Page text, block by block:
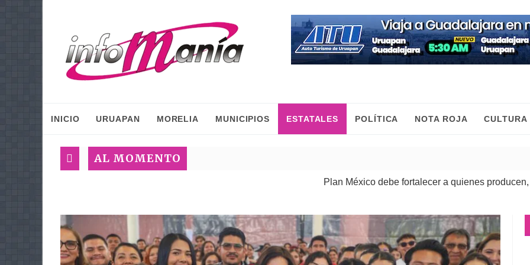
INICIO URUAPAN MORELIA MUNICIPIOS ESTATALES POLÍTICA NOTA ROJA CULTURA
AL MOMENTO
Plan México debe fortalecer a quienes producen,